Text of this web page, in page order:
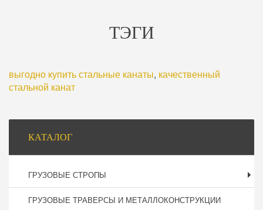
ТЭГИ
выгодно купить стальные канаты, качественный
стальной канат
КАТАЛОГ
ГРУЗОВЫЕ СТРОПЫ
ГРУЗОВЫЕ ТРАВЕРСЫ И МЕТАЛЛОКОНСТРУКЦИИ